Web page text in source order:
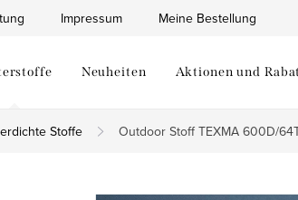
Impressum Meine Bestellung
Neuheiten Aktionen und
Stoffe Outdoor Stoff TEXMA 600D/